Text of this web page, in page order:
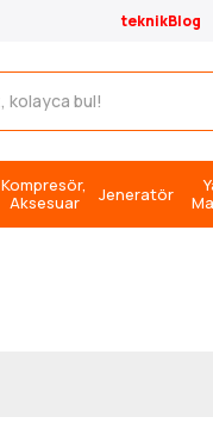
teknikBlog
Kompresör,
Aksesuar
Jeneratör